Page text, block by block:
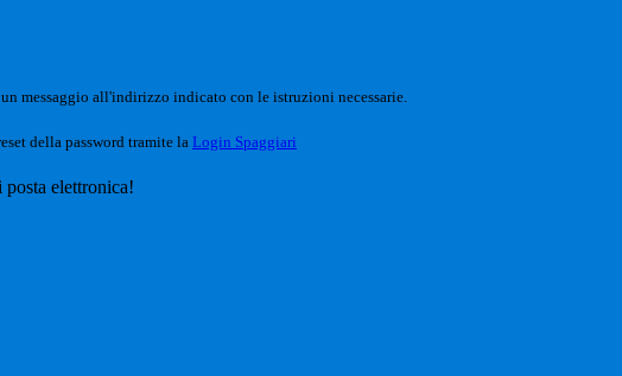
messaggio all'indirizzo indicato con le istruzioni necessarie.
della password tramite la Login Spaggiari
elettronica!